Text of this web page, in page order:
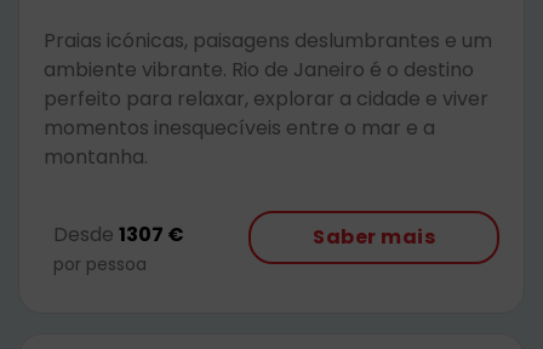
Praias icónicas, paisagens deslumbrantes e um
ambiente vibrante. Rio de Janeiro é o destino
perfeito para relaxar, explorar a cidade e viver
momentos inesquecíveis entre o mar e a
montanha.
Desde 1307 €
por pessoa
Saber mais